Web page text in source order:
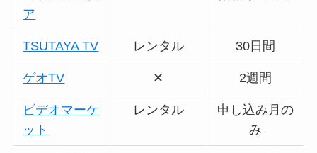
ア
TSUTAYA TV レンタル 30日間
ゲオTV ✕ 2週間
ビデオマーケ
ット
レンタル
申し込み月の
み